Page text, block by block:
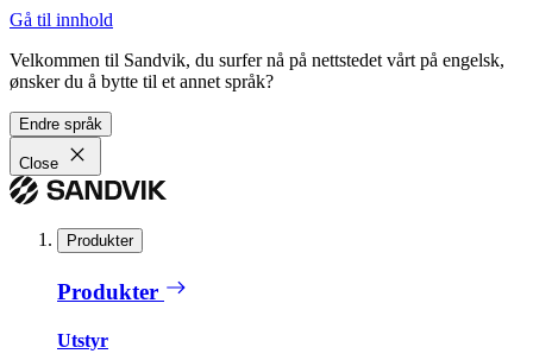
Gå til innhold
Velkommen til Sandvik, du surfer nå på nettstedet vårt på engelsk,
ønsker du å bytte til et annet språk?
Endre språk
Close
Produkter
Produkter
Utstyr